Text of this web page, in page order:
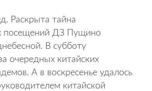
Раскрыта тайна
посещений ДЗ Пущино
В субботу
очередных китайских
А в воскресенье удалось
китайской